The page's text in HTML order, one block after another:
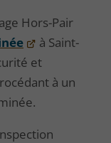
Hors-Pair
à Saint-
et
à un